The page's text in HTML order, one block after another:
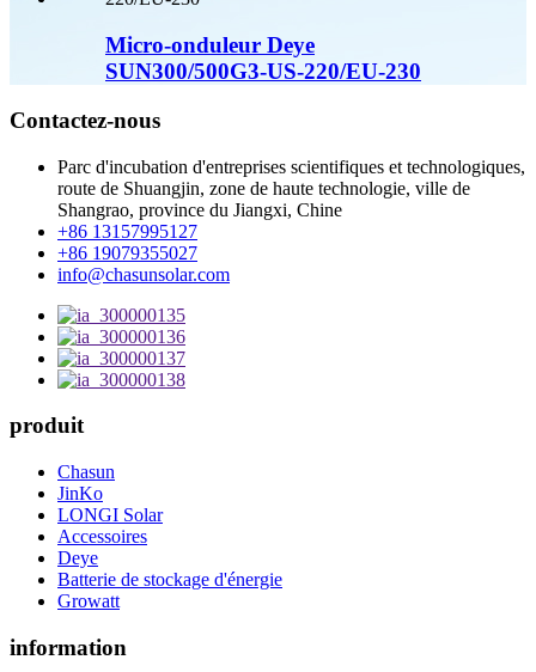
Micro-onduleur Deye
SUN300/500G3-US-220/EU-230
Contactez-nous
Parc d'incubation d'entreprises scientifiques et technologiques,
route de Shuangjin, zone de haute technologie, ville de
Shangrao, province du Jiangxi, Chine
+86 13157995127
+86 19079355027
info@chasunsolar.com
produit
Chasun
JinKo
LONGI Solar
Accessoires
Deye
Batterie de stockage d'énergie
Growatt
information